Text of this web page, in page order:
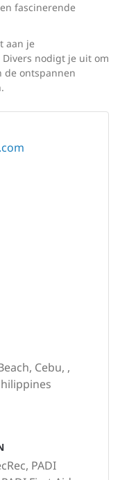
fascinerende
aan je
nodigt je uit om
de ontspannen
PADI
Cebu, ,